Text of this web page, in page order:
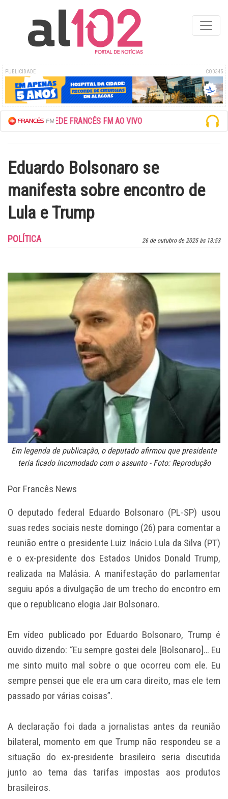
PUBLICIDADE COD345
ESCUTE A REDE FRANCÊS FM AO VIVO
Eduardo Bolsonaro se
manifesta sobre encontro de
Lula e Trump
26 de outubro de 2025 às 13:53
POLÍTICA
Em legenda de publicação, o deputado afirmou que presidente
teria ficado incomodado com o assunto - Foto: Reprodução
Por Francês News
O deputado federal Eduardo Bolsonaro (PL-SP) usou
suas redes sociais neste domingo (26) para comentar a
reunião entre o presidente Luiz Inácio Lula da Silva (PT)
e o ex-presidente dos Estados Unidos Donald Trump,
realizada na Malásia. A manifestação do parlamentar
seguiu após a divulgação de um trecho do encontro em
que o republicano elogia Jair Bolsonaro.
Em vídeo publicado por Eduardo Bolsonaro, Trump é
ouvido dizendo: “Eu sempre gostei dele [Bolsonaro]… Eu
me sinto muito mal sobre o que ocorreu com ele. Eu
sempre pensei que ele era um cara direito, mas ele tem
passado por várias coisas”.
A declaração foi dada a jornalistas antes da reunião
bilateral, momento em que Trump não respondeu se a
situação do ex-presidente brasileiro seria discutida
junto ao tema das tarifas impostas aos produtos
brasileiros.